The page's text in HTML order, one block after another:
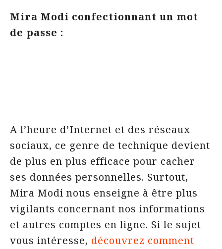
Mira Modi confectionnant un mot
de passe :
A l’heure d’Internet et des réseaux
sociaux, ce genre de technique devient
de plus en plus efficace pour cacher
ses données personnelles. Surtout,
Mira Modi nous enseigne à être plus
vigilants concernant nos informations
et autres comptes en ligne. Si le sujet
vous intéresse, découvrez comment